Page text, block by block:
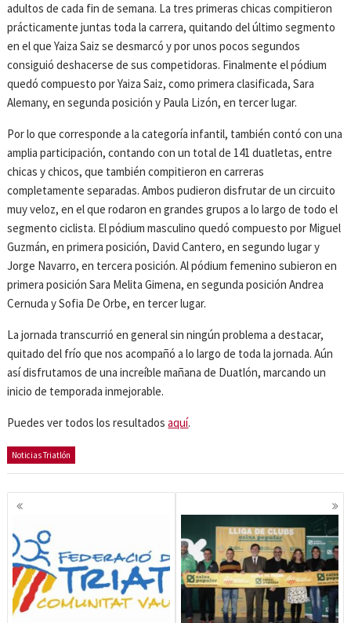
adultos de cada fin de semana. La tres primeras chicas compitieron
prácticamente juntas toda la carrera, quitando del último segmento
en el que Yaiza Saiz se desmarcó y por unos pocos segundos
consiguió deshacerse de sus competidoras. Finalmente el pódium
quedó compuesto por Yaiza Saiz, como primera clasificada, Sara
Alemany, en segunda posición y Paula Lizón, en tercer lugar.
Por lo que corresponde a la categoría infantil, también contó con una
amplia participación, contando con un total de 141 duatletas, entre
chicas y chicos, que también compitieron en carreras
completamente separadas. Ambos pudieron disfrutar de un circuito
muy veloz, en el que rodaron en grandes grupos a lo largo de todo el
segmento ciclista. El pódium masculino quedó compuesto por Miguel
Guzmán, en primera posición, David Cantero, en segundo lugar y
Jorge Navarro, en tercera posición. Al pódium femenino subieron en
primera posición Sara Melita Gimena, en segunda posición Andrea
Cernuda y Sofia De Orbe, en tercer lugar.
La jornada transcurrió en general sin ningún problema a destacar,
quitado del frío que nos acompañó a lo largo de toda la jornada. Aún
así disfrutamos de una increíble mañana de Duatlón, marcando un
inicio de temporada inmejorable.
Puedes ver todos los resultadosaquí.
Noticias Triatlón
Navegación
entradas